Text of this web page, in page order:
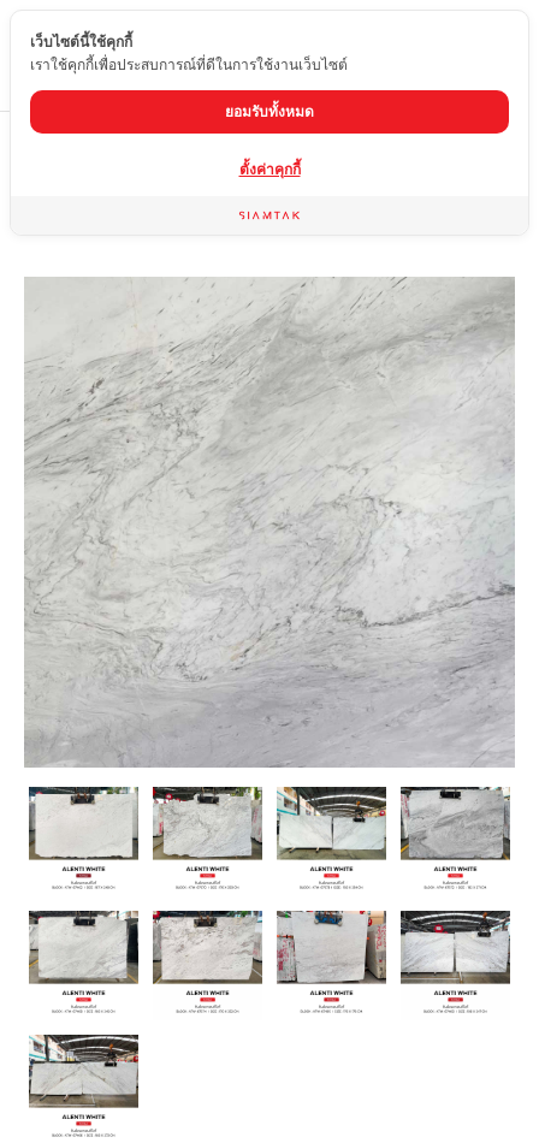
TH
หินอ่อน ALENTI WHITE
เว็บไซต์นี้ใช้คุกกี้
เราใช้คุกกี้เพื่อประสบการณ์ที่ดีในการใช้งานเว็บไซต์
ยอมรับทั้งหมด
ตั้งค่าคุกกี้